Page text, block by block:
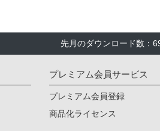
先月のダウンロード数：
プレミアム会員サービス
プレミアム会員登録
商品化ライセンス